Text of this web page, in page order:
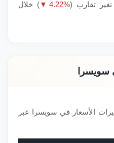
تقارب (▼ 4.22%) خلال
الأسعار في سويسرا عبر